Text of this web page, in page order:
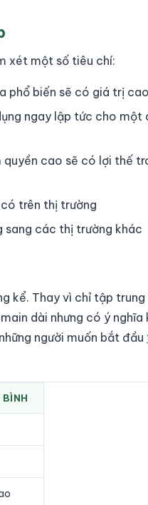
xét một số tiêu chí:
phổ biến sẽ có giá trị
ngay lập tức cho một
cao sẽ có lợi thế
trên thị trường
sang các thị trường khác
kể. Thay vì chỉ tập trung
dài nhưng có ý nghĩa
người muốn bắt đầu
BÌNH